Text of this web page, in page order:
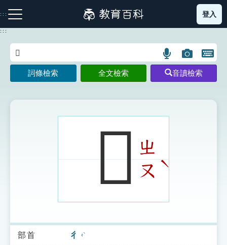
到
主
:::
注音索引圖示 筆畫索引圖示 部首索引表圖示
索引選單
登入
:::
語
言
搜
示
圖
片
搜
開
鍵
圖
詞條檢索 全文檢索 音讀檢索
𢓟ㄓ
ㄡˋ
部首 彳 ㄔˋ